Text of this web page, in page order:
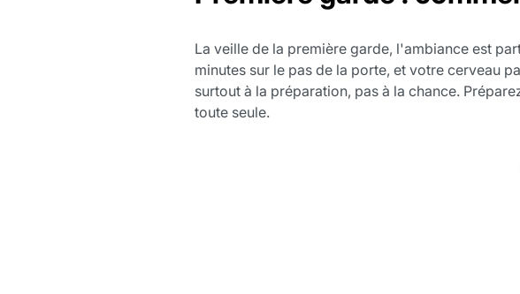
La veille de la première garde, l'ambiance est
minutes sur le pas de la porte, et votre cerveau
surtout à la préparation, pas à la chance.
toute seule.